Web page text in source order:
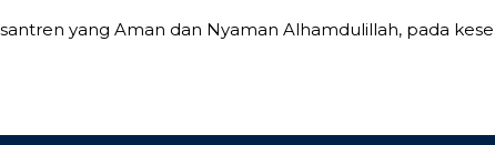
yang Aman dan Nyaman Alhamdulillah, pada